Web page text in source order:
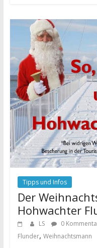
Tipps und Infos
Der
Hohwachter
LS 0
Flunder, Weihnachtsmann